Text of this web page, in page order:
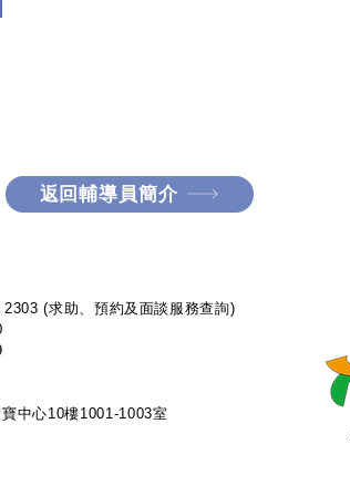
返回輔導員簡介
2303(求助、預約及面談服務查詢)
中心10樓1001-1003室